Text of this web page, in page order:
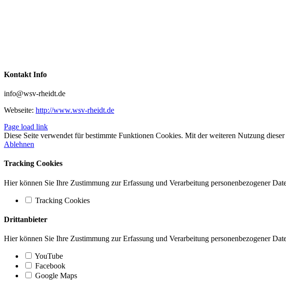
Kontakt Info
info@wsv-rheidt.de
Webseite: http://www.wsv-rheidt.de
Page load link
Diese Seite verwendet für bestimmte Funktionen Cookies. Mit der weiteren Nutzung
Ablehnen
Tracking Cookies
Hier können Sie Ihre Zustimmung zur Erfassung und Verarbeitung personenbezogener
Tracking Cookies
Drittanbieter
Hier können Sie Ihre Zustimmung zur Erfassung und Verarbeitung personenbezogener
YouTube
Facebook
Google Maps